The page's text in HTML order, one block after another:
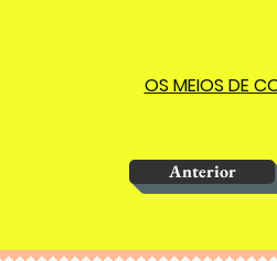
OS MEIOS DE
Anterior